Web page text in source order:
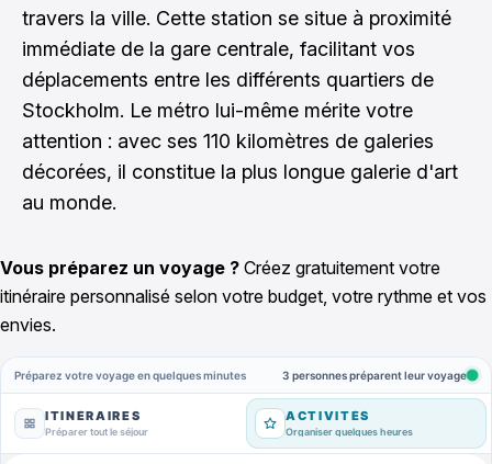
travers la ville. Cette station se situe à proximité
immédiate de la gare centrale, facilitant vos
déplacements entre les différents quartiers de
Stockholm. Le métro lui-même mérite votre
attention : avec ses 110 kilomètres de galeries
décorées, il constitue la plus longue galerie d'art
au monde.
Vous préparez un voyage ? Créez gratuitement votre
itinéraire personnalisé selon votre budget, votre rythme et vos
envies.